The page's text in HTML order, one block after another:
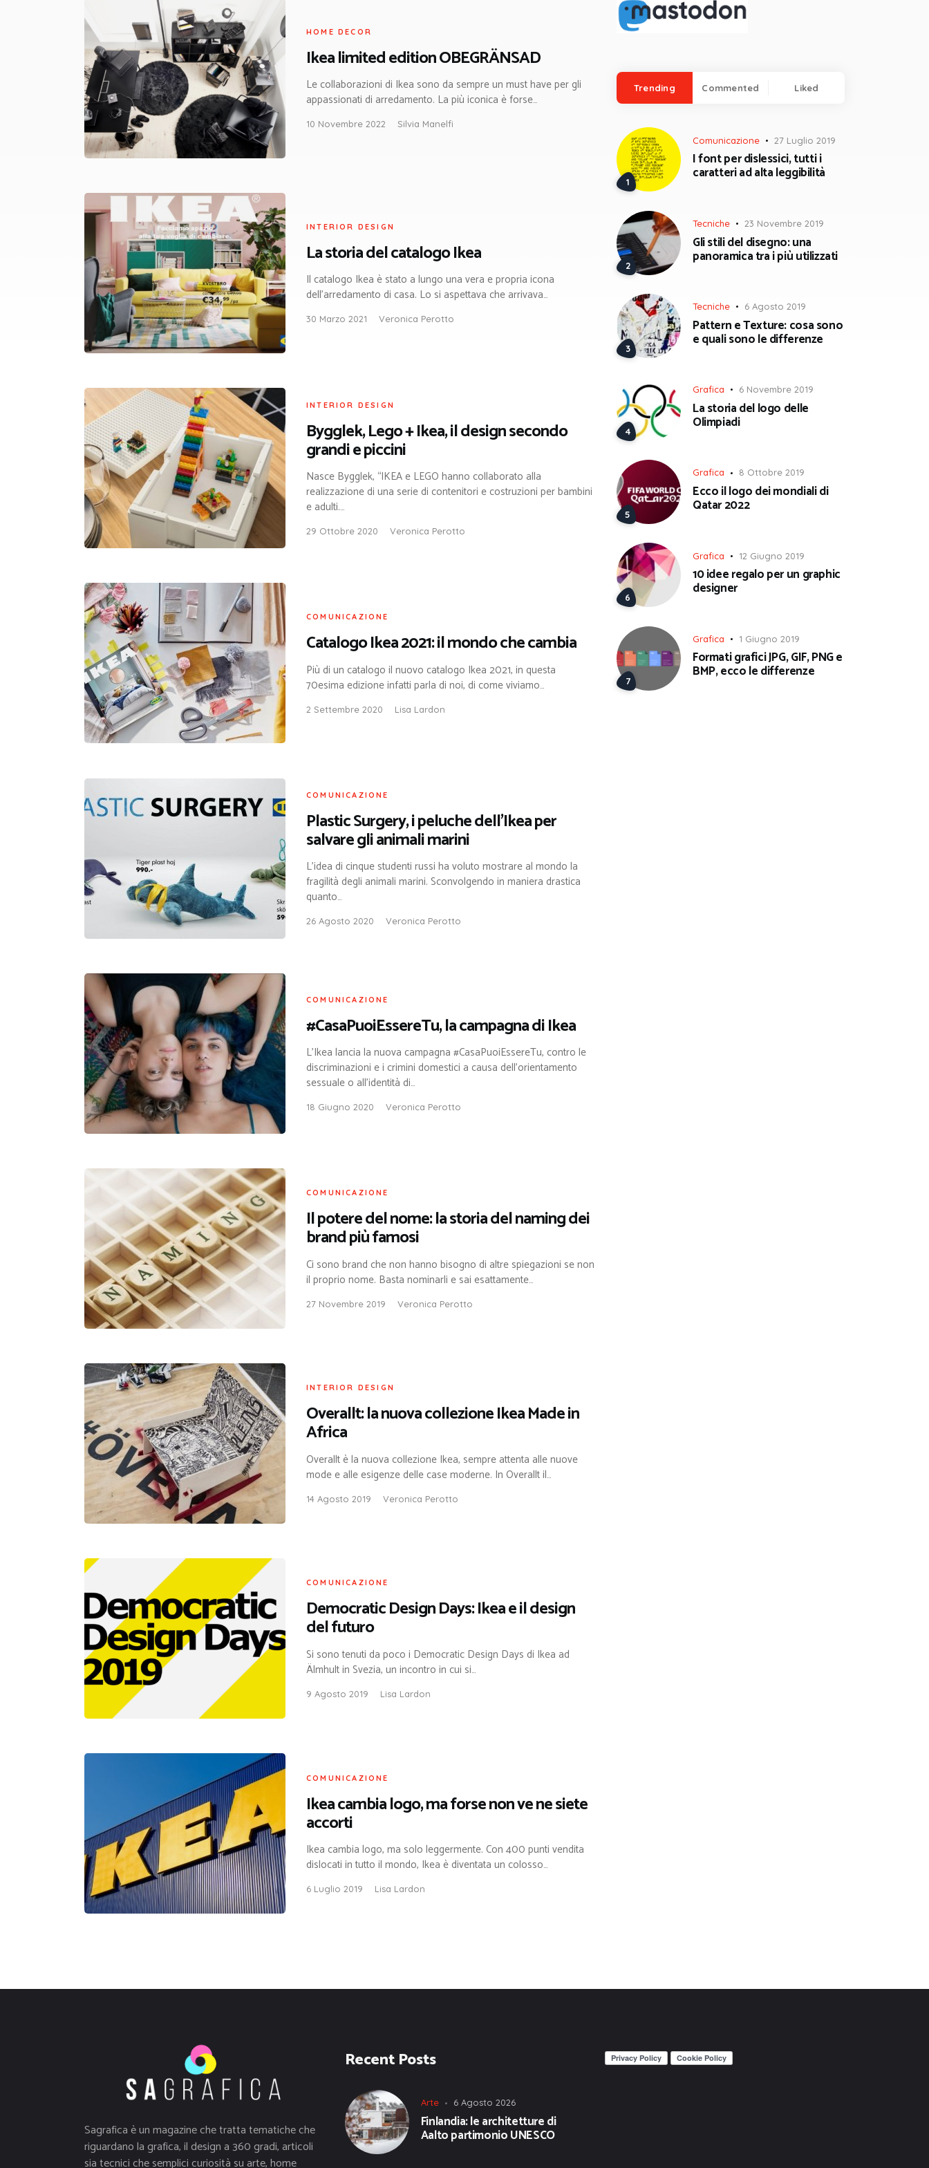
HOME DECOR
Ikea limited edition OBEGRÄNSAD
Le collaborazioni di Ikea sono da sempre un must have per gli
appassionati di arredamento. La più iconica è forse…
10 Novembre 2022 Silvia Manelfi
INTERIOR DESIGN
La storia del catalogo Ikea
Il catalogo Ikea è stato a lungo una vera e propria icona
dell’arredamento di casa. Lo si aspettava che arrivava…
30 Marzo 2021 Veronica Perotto
INTERIOR DESIGN
Bygglek, Lego + Ikea, il design secondo
grandi e piccini
Nasce Bygglek, “IKEA e LEGO hanno collaborato alla
realizzazione di una serie di contenitori e costruzioni per bambini
e adulti.…
29 Ottobre 2020 Veronica Perotto
COMUNICAZIONE
Catalogo Ikea 2021: il mondo che cambia
Più di un catalogo il nuovo catalogo Ikea 2021, in questa
70esima edizione infatti parla di noi, di come viviamo…
2 Settembre 2020 Lisa Lardon
COMUNICAZIONE
Plastic Surgery, i peluche dell’Ikea per
salvare gli animali marini
L’idea di cinque studenti russi ha voluto mostrare al mondo la
fragilità degli animali marini. Sconvolgendo in maniera drastica
quanto…
26 Agosto 2020 Veronica Perotto
COMUNICAZIONE
#CasaPuoiEssereTu, la campagna di Ikea
L’Ikea lancia la nuova campagna #CasaPuoiEssereTu, contro le
discriminazioni e i crimini domestici a causa dell’orientamento
sessuale o all’identità di…
18 Giugno 2020 Veronica Perotto
COMUNICAZIONE
Il potere del nome: la storia del naming dei
brand più famosi
Ci sono brand che non hanno bisogno di altre spiegazioni se non
il proprio nome. Basta nominarli e sai esattamente…
27 Novembre 2019 Veronica Perotto
INTERIOR DESIGN
Overallt: la nuova collezione Ikea Made in
Africa
Overallt è la nuova collezione Ikea, sempre attenta alle nuove
mode e alle esigenze delle case moderne. In Overallt il…
14 Agosto 2019 Veronica Perotto
COMUNICAZIONE
Democratic Design Days: Ikea e il design
del futuro
Si sono tenuti da poco i Democratic Design Days di Ikea ad
Älmhult in Svezia, un incontro in cui si…
9 Agosto 2019 Lisa Lardon
COMUNICAZIONE
Ikea cambia logo, ma forse non ve ne siete
accorti
Ikea cambia logo, ma solo leggermente. Con 400 punti vendita
dislocati in tutto il mondo, Ikea è diventata un colosso…
6 Luglio 2019 Lisa Lardon
Trending Commented Liked
Comunicazione 27 Luglio 2019
I font per dislessici, tutti i
caratteri ad alta leggibilità
Tecniche 23 Novembre 2019
Gli stili del disegno: una
panoramica tra i più utilizzati
Tecniche 6 Agosto 2019
Pattern e Texture: cosa sono
e quali sono le differenze
Grafica 6 Novembre 2019
La storia del logo delle
Olimpiadi
Grafica 8 Ottobre 2019
Ecco il logo dei mondiali di
Qatar 2022
Grafica 12 Giugno 2019
10 idee regalo per un graphic
designer
Grafica 1 Giugno 2019
Formati grafici JPG, GIF, PNG e
BMP, ecco le differenze
Sagrafica è un magazine che tratta tematiche che
riguardano la grafica, il design a 360 gradi, articoli
sia tecnici che semplici curiosità su arte, home
Recent Posts
Arte 6 Agosto 2026
Finlandia: le architetture di
Aalto partimonio UNESCO